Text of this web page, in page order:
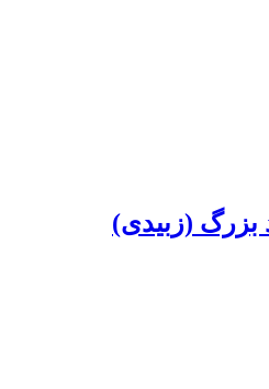
بزرگ (زبیدی)